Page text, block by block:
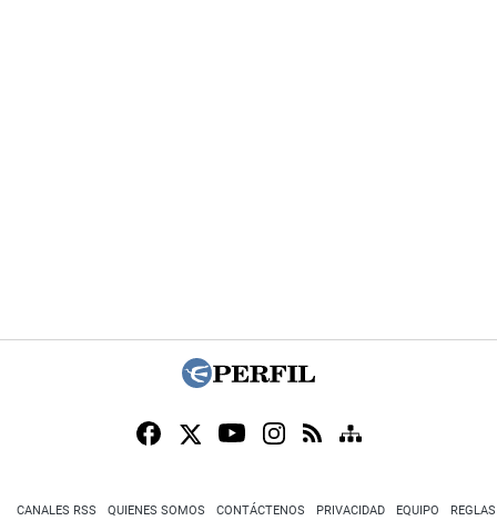
CANALES RSS QUIENES SOMOS CONTÁCTENOS PRIVACIDAD EQUIPO